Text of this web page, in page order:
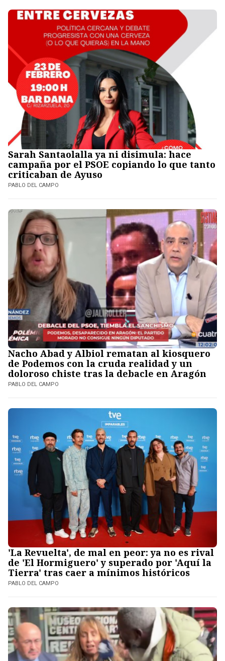
Sarah Santaolalla ya ni disimula: hace
campaña por el PSOE copiando lo que tanto
criticaban de Ayuso
PABLO DEL CAMPO
Nacho Abad y Albiol rematan al kiosquero
de Podemos con la cruda realidad y un
doloroso chiste tras la debacle en Aragón
PABLO DEL CAMPO
'La Revuelta', de mal en peor: ya no es rival
de 'El Hormiguero' y superado por 'Aquí la
Tierra' tras caer a mínimos históricos
PABLO DEL CAMPO